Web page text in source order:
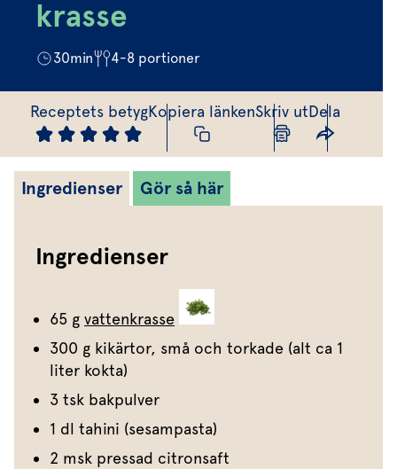
Dressing
Allt om sallat
Vårt sortiment
Våra färska örter
krasse
30min 4-8 portioner
Receptets betygKopiera länkenSkriv utDela
Ingredienser Gör så här
Ingredienser
65 g vattenkrasse
300 g kikärtor, små och torkade (alt ca 1
liter kokta)
3 tsk bakpulver
1 dl tahini (sesampasta)
2 msk pressad citronsaft